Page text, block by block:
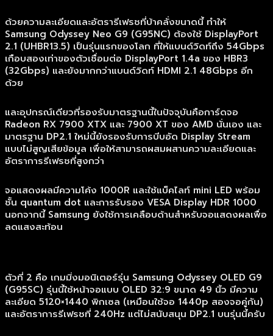
ด้วยความละเอียดและอัตรารีเฟรชที่บ้าคลั่งขนาดนี้ ทำให้
Samsung Odyssey Neo G9 (G95NC) ต้องใช้ DisplayPort
2.1 (UHBR13.5) เป็นรุ่นแรกของโลก ที่ให้แบนด์วิดท์ถึง 54Gbps
เกือบสองเท่าของตัวเชื่อมต่อ DisplayPort 1.4a ของ HBR3
(32Gbps) และยังมากกว่าแบนด์วิดท์ HDMI 2.1 48Gbps อีก
ด้วย
และอุปกรณ์เดียวที่รองรับมาตรฐานนี้ในปัจจุบันคือการ์ดจอ
Radeon RX 7900 XTX และ 7900 XT ของ AMD นั่นเอง และ
มาตรฐาน DP2.1 ใหม่นี้ยังรองรับการบีบอัด Display Stream
แบบไม่สูญเสียข้อมูล เพื่อให้สามารถผสมผสานความละเอียดและ
อัตราการรีเฟรชที่สูงกว่า
จอแสดงผลมีความโค้ง 1000R และใช้แบ็คไลท์ mini LED พร้อม
ชั้น quantum dot และการรับรอง VESA Display HDR 1000
นอกจากนี้ Samsung ยังใช้การเคลือบด้านสำหรับจอแสดงผลเพื่อ
ลดแสงสะท้อน
ตัวที่ 2 คือ เกมมิ่งมอนิเตอร์รุ่น Samsung Odyssey OLED G9
(G95SC) รุ่นนี้ใช้หน้าจอแบบ OLED 32:9 ขนาด 49 นิ้ว มีความ
ละเอียด 5120×1440 พิกเซล (เหมือนใช้จอ 1440p สองจอคู่กัน)
และอัตราการรีเฟรชที่ 240Hz แต่ไม่สนับสนุน DP2.1 บนรุ่นนี้ครับ